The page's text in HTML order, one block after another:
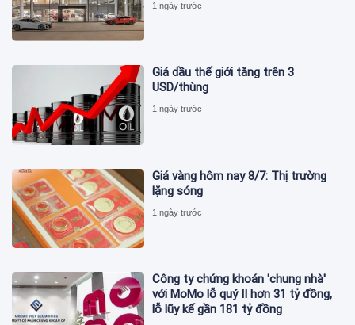
1 ngày trước
Giá dầu thế giới tăng trên 3
USD/thùng
1 ngày trước
Giá vàng hôm nay 8/7: Thị trường
lặng sóng
1 ngày trước
Công ty chứng khoán 'chung nhà'
với MoMo lỗ quý II hơn 31 tỷ đồng,
lỗ lũy kế gần 181 tỷ đồng